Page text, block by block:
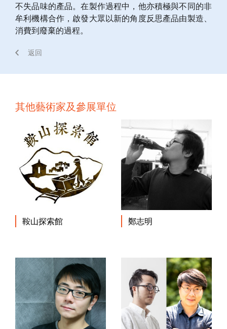
不失品味的產品。在製作過程中，他亦積極與不同的非
牟利機構合作，啟發大眾以新的角度反思產品由製造、
消費到廢棄的過程。
返回
其他藝術家及參展單位
鞍山探索館 鄭志明